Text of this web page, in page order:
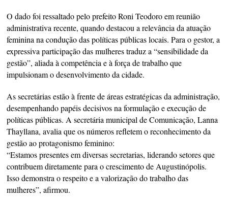
O dado foi ressaltado pelo prefeito Roni Teodoro em reunião
administrativa recente, quando destacou a relevância da atuação
feminina na condução das políticas públicas locais. Para o gestor, a
expressiva participação das mulheres traduz a “sensibilidade da
gestão”, aliada à competência e à força de trabalho que
impulsionam o desenvolvimento da cidade.
As secretárias estão à frente de áreas estratégicas da administração,
desempenhando papéis decisivos na formulação e execução de
políticas públicas. A secretária municipal de Comunicação, Lanna
Thayllana, avalia que os números refletem o reconhecimento da
gestão ao protagonismo feminino:
“Estamos presentes em diversas secretarias, liderando setores que
contribuem diretamente para o crescimento de Augustinópolis.
Isso demonstra o respeito e a valorização do trabalho das
mulheres”, afirmou.